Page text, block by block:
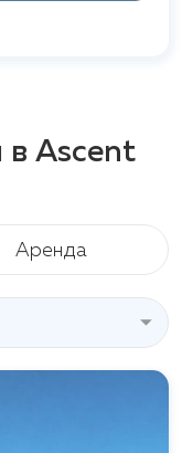
в Ascent
Аренда